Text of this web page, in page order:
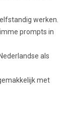
werken.
prompts in
als
met